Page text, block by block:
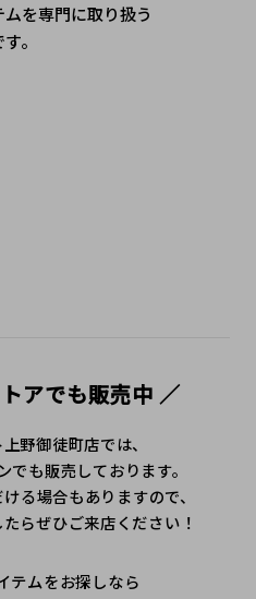
を専門に取り扱う
。
アでも販売中 ／
野御徒町店では、
も販売しております。
る場合もありますので、
らぜひご来店ください！
テムをお探しなら